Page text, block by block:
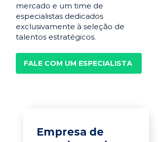
mercado e um time de
especialistas dedicados
exclusivamente à seleção de
talentos estratégicos.
FALE COM UM ESPECIALISTA
Empresa de